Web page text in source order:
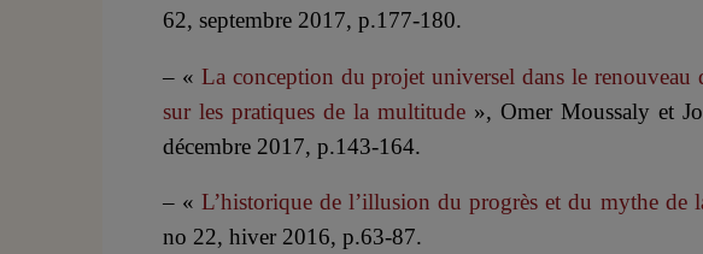
62, septembre 2017, p.177-180.
– « La conception du projet universel dans le renouveau
sur les pratiques de la multitude », Omer Moussaly et
décembre 2017, p.143-164.
– «L’historique de l’illusion du progrès et du mythe de
no 22, hiver 2016, p.63-87.